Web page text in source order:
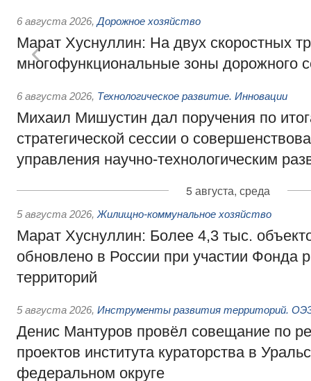
6 августа 2026, Дорожное хозяйство
Марат Хуснуллин: На двух скоростных
многофункциональные зоны дорожного
6 августа 2026, Технологическое развитие. Инновации
Михаил Мишустин дал поручения по
стратегической сессии о
управления научно-технологическим
5 августа, среда
5 августа 2026, Жилищно-коммунальное хозяйство
Марат Хуснуллин: Более 4,3 тыс.
обновлено в России при участии Фонда
территорий
5 августа 2026, Инструменты развития территорий.
Денис Мантуров провёл совещание по
проектов института кураторства в
федеральном округе